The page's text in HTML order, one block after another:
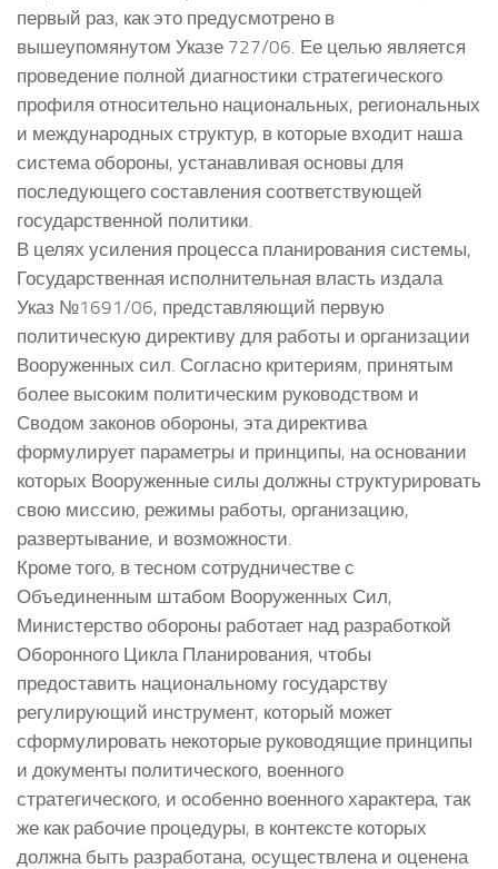
первый раз, как это предусмотрено в
вышеупомянутом Указе 727/06. Ее целью является
проведение полной диагностики стратегического
профиля относительно национальных, региональных
и международных структур, в которые входит наша
система обороны, устанавливая основы для
последующего составления соответствующей
государственной политики.
В целях усиления процесса планирования системы,
Государственная исполнительная власть издала
Указ №1691/06, представляющий первую
политическую директиву для работы и организации
Вооруженных сил. Согласно критериям, принятым
более высоким политическим руководством и
Сводом законов обороны, эта директива
формулирует параметры и принципы, на основании
которых Вооруженные силы должны структурировать
свою миссию, режимы работы, организацию,
развертывание, и возможности.
Кроме того, в тесном сотрудничестве с
Объединенным штабом Вооруженных Сил,
Министерство обороны работает над разработкой
Оборонного Цикла Планирования, чтобы
предоставить национальному государству
регулирующий инструмент, который может
сформулировать некоторые руководящие принципы
и документы политического, военного
стратегического, и особенно военного характера, так
же как рабочие процедуры, в контексте которых
должна быть разработана, осуществлена и оценена